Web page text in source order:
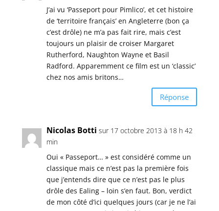
J’ai vu ‘Passeport pour Pimlico’, et cet histoire
de ‘territoire français’ en Angleterre (bon ça
c’est drôle) ne m’a pas fait rire, mais c’est
toujours un plaisir de croiser Margaret
Rutherford, Naughton Wayne et Basil
Radford. Apparemment ce film est un ‘classic’
chez nos amis britons…
Réponse
Nicolas Botti sur 17 octobre 2013 à 18 h 42
min
Oui « Passeport… » est considéré comme un
classique mais ce n’est pas la première fois
que j’entends dire que ce n’est pas le plus
drôle des Ealing – loin s’en faut. Bon, verdict
de mon côté d’ici quelques jours (car je ne l’ai